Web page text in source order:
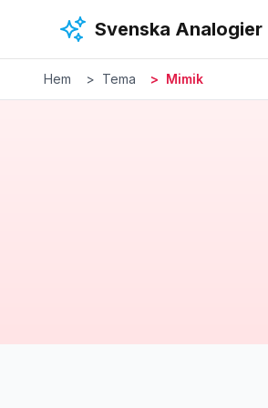
Svenska Analogier
Hem Tema Mimik